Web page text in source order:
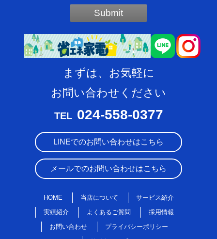
まずは、お気軽に
お問い合わせください
TEL 024-558-0377
LINEでのお問い合わせはこちら
メールでのお問い合わせはこちら
HOME 当店について サービス紹介
実績紹介 よくあるご質問 採用情報
お問い合わせ プライバシーポリシー